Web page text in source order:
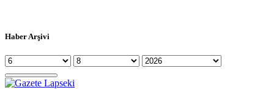
Haber Arşivi